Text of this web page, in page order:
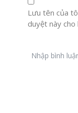
Lưu tên của
duyệt này cho